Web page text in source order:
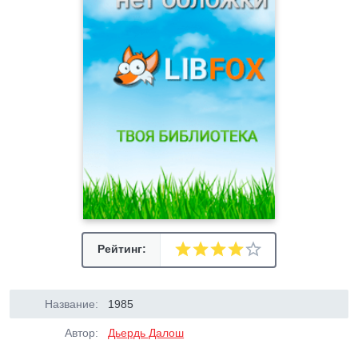
Рейтинг:
Название: 1985
Автор: Дьердь Далош